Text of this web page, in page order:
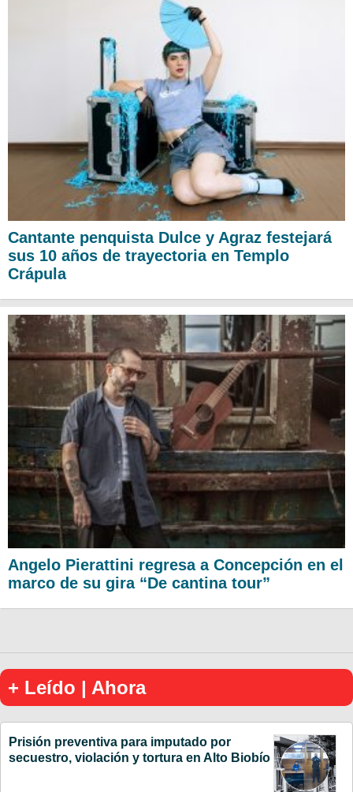
Cantante penquista Dulce y Agraz festejará
sus 10 años de trayectoria en Templo
Crápula
Angelo Pierattini regresa a Concepción en el
marco de su gira “De cantina tour”
+ Leído | Ahora
Prisión preventiva para imputado por
secuestro, violación y tortura en Alto Biobío